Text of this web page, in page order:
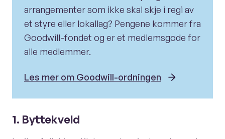
arrangementer som ikke skal skje i regi av
et styre eller lokallag? Pengene kommer fra
Goodwill-fondet og er et medlemsgode for
alle medlemmer.
Les mer om Goodwill-ordningen
1. Byttekveld